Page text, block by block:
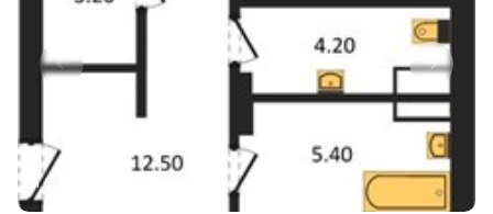
1 / 8
Прокрутить влево